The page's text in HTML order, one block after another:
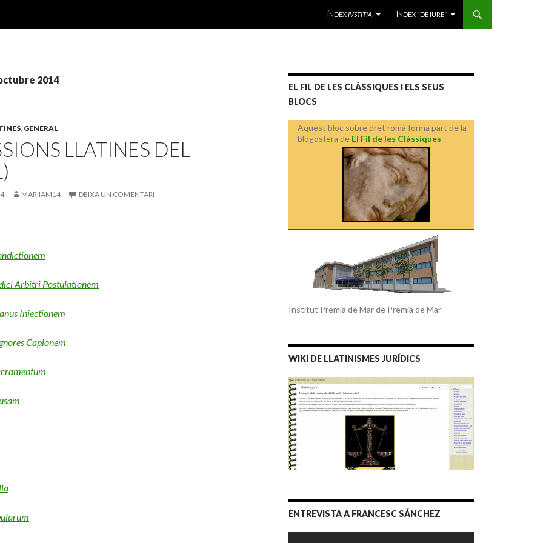
ÍNDEXIVSTITIA ÍNDEX “DE IURE”
2014
, GENERAL
LLATINES DEL
MARIIAM14 DEIXA UN COMENTARI
Arbitri Postulationem
Iniectionem
Capionem
EL FIL DE LES CLÀSSIQUES I ELS SEUS
BLOCS
Aquest bloc sobre dret romà forma part de la
blogosfera de El Fil de les Clàssiques
Institut Premià de Mar de Premià de Mar
WIKI DE LLATINISMES JURÍDICS
ENTREVISTA A FRANCESC SÁNCHEZ